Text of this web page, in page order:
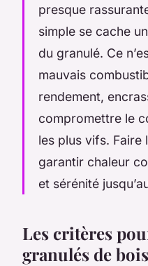
presque
simple se cache
du granulé. Ce
mauvais
rendement,
compromettre le
les plus vifs. Faire
garantir chaleur
et sérénité
Les critères
granulés de